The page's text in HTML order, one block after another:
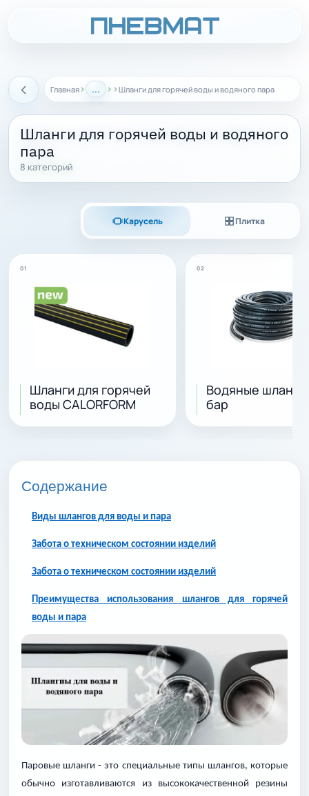
Назад Главная › ... › ›Шланги для горячей воды и водяного пара
Шланги для горячей воды и водяного
пара
8 категорий
Карусель Плитка
01
Шланги для горячей
воды CALORFORM
02
Водяные шланги
бар
Содержание
Виды шлангов для воды и пара
Забота о техническом состоянии изделий
Забота о техническом состоянии изделий
Преимущества использования шлангов для горячей
воды и пара
Паровые шланги - это специальные типы шлангов, которые
обычно изготавливаются из высококачественной резины